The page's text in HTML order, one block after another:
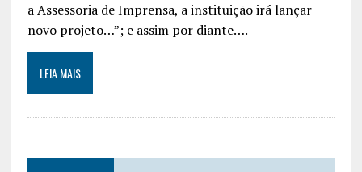
a Assessoria de Imprensa, a instituição irá lançar
novo projeto…”; e assim por diante….
LEIA MAIS